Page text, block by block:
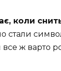
коли
стали
ж варто